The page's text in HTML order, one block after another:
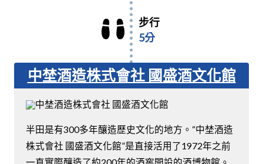
步行
5分
中埜酒造株式會社 國盛酒文化館
半田是有300多年釀造歷史文化的地方。“中埜酒造
株式會社 國盛酒文化館”是直接活用了1972年之前